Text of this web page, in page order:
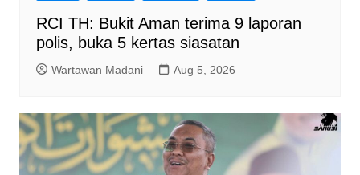
RCI TH: Bukit Aman terima 9 laporan
polis, buka 5 kertas siasatan
Wartawan Madani Aug 5, 2026